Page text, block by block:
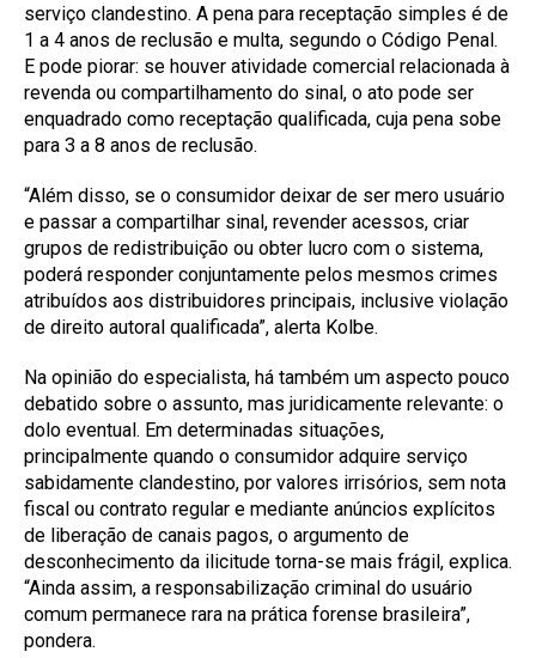
serviço clandestino. A pena para receptação simples é de
1 a 4 anos de reclusão e multa, segundo o Código Penal.
E pode piorar: se houver atividade comercial relacionada à
revenda ou compartilhamento do sinal, o ato pode ser
enquadrado como receptação qualificada, cuja pena sobe
para 3 a 8 anos de reclusão.
“Além disso, se o consumidor deixar de ser mero usuário
e passar a compartilhar sinal, revender acessos, criar
grupos de redistribuição ou obter lucro com o sistema,
poderá responder conjuntamente pelos mesmos crimes
atribuídos aos distribuidores principais, inclusive violação
de direito autoral qualificada”, alerta Kolbe.
Na opinião do especialista, há também um aspecto pouco
debatido sobre o assunto, mas juridicamente relevante: o
dolo eventual. Em determinadas situações,
principalmente quando o consumidor adquire serviço
sabidamente clandestino, por valores irrisórios, sem nota
fiscal ou contrato regular e mediante anúncios explícitos
de liberação de canais pagos, o argumento de
desconhecimento da ilicitude torna-se mais frágil, explica.
“Ainda assim, a responsabilização criminal do usuário
comum permanece rara na prática forense brasileira”,
pondera.